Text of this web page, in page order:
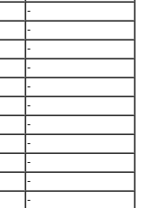
-
-
-
-
-
-
-
-
-
-
-